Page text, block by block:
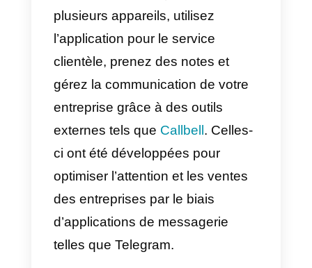
Ces dernières années, la
est devenue de plus en plus
populaire. Cela s’explique par le
même besoin que celui suscité
par la pandémie deCovid-19
Dans ce cas, de nombreuses
entreprises alimentaires ont mis
en placela livraison en utilisant
des applications de